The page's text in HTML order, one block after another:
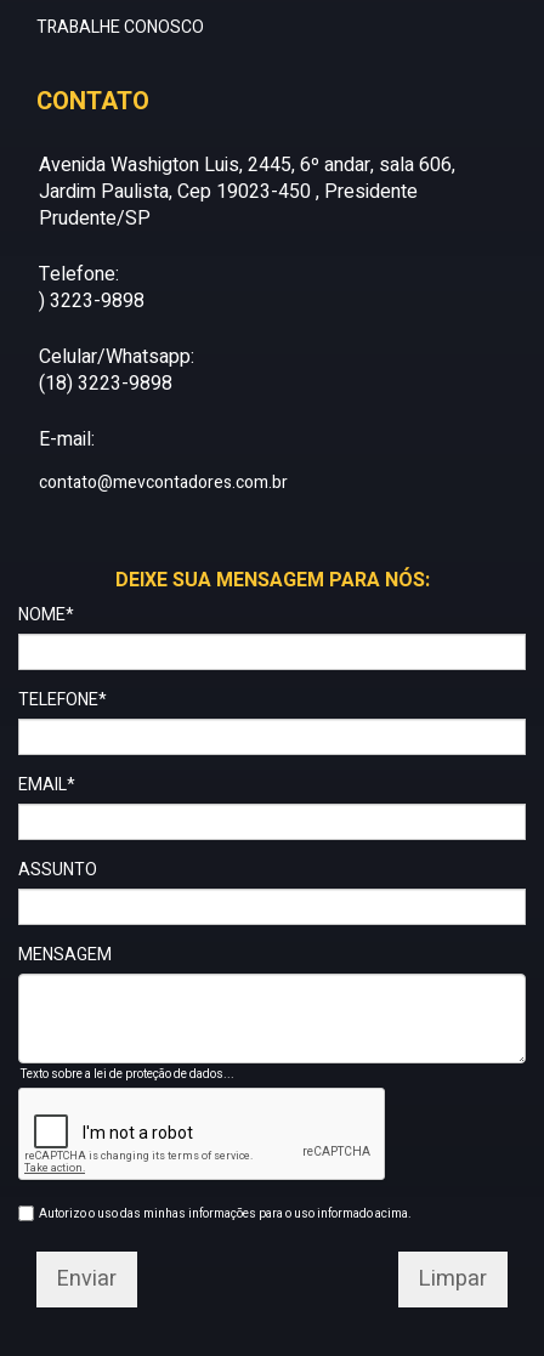
TRABALHE CONOSCO
CONTATO
Avenida Washigton Luis, 2445, 6º andar, sala 606,
Jardim Paulista, Cep 19023-450 , Presidente
Prudente/SP
Telefone:
) 3223-9898
Celular/Whatsapp:
(18) 3223-9898
E-mail:
contato@mevcontadores.com.br
DEIXE SUA MENSAGEM PARA NÓS:
NOME*
TELEFONE*
EMAIL*
ASSUNTO
MENSAGEM
Texto sobre a lei de proteção de dados...
Autorizo o uso das minhas informações para o uso informado acima.